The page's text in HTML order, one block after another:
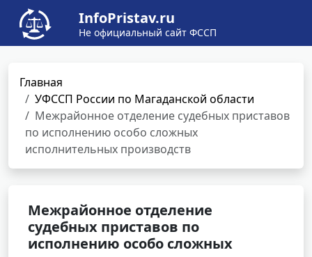
InfoPristav.ru
Не официальный сайт ФССП
Главная
УФССП России по Магаданской области
Межрайонное отделение судебных приставов
по исполнению особо сложных
исполнительных производств
Межрайонное отделение
судебных приставов по
исполнению особо сложных